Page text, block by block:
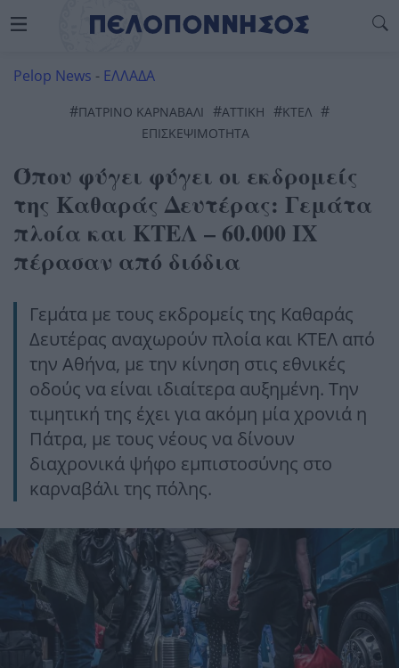
Pelop News - ΕΛΛΑΔΑ
#ΠΑΤΡΙΝΟ ΚΑΡΝΑΒΑΛΙ #ΑΤΤΙΚΉ #ΚΤΕΛ #
ΕΠΙΣΚΕΨΙΜΌΤΗΤΑ
Όπου φύγει φύγει οι εκδρομείς
της Καθαράς Δευτέρας: Γεμάτα
πλοία και ΚΤΕΛ – 60.000 ΙΧ
πέρασαν από διόδια
Γεμάτα με τους εκδρομείς της Καθαράς
Δευτέρας αναχωρούν πλοία και ΚΤΕΛ από
την Αθήνα, με την κίνηση στις εθνικές
οδούς να είναι ιδιαίτερα αυξημένη. Την
τιμητική της έχει για ακόμη μία χρονιά η
Πάτρα, με τους νέους να δίνουν
διαχρονικά ψήφο εμπιστοσύνης στο
καρναβάλι της πόλης.